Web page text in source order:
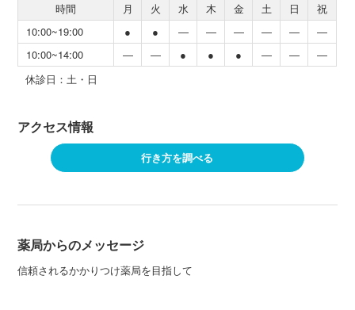
時間 月 火 水 木 金 土 日
祝
10:00~19:00
● ● ― ― ― ― ―
―
10:00~14:00
― ― ● ● ● ― ―
―
休診日：土・日
アクセス情報
行き方を調べる
薬局からのメッセージ
信頼されるかかりつけ薬局を目指して